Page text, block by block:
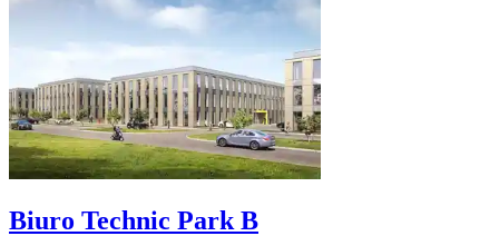
Biuro Technic Park B